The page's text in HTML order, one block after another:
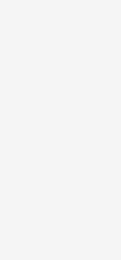
nadania praw
upamiętniającego